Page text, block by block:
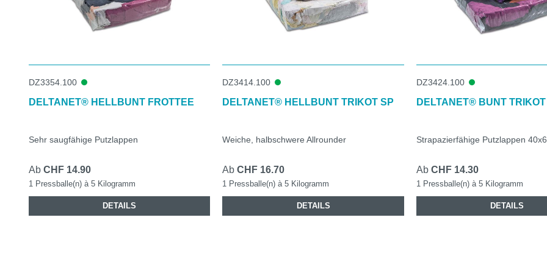
DZ3354.100
DELTANET® HELLBUNT FROTTEE
Sehr saugfähige Putzlappen
Ab CHF 14.90
1 Pressballe(n) à 5 Kilogramm
DETAILS
DZ3414.100
DELTANET® HELLBUNT TRIKOT SP
Weiche, halbschwere Allrounder
AbCHF 16.70
1 Pressballe(n) à 5 Kilogramm
DETAILS
DZ3424.100
DELTANET® BUNT TRIKOT
Strapazierfähige Putzlappen
Ab CHF 14.30
1 Pressballe(n) à 5 Kilogramm
DETAILS